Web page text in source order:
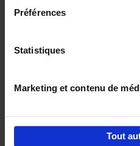
Préférences
Statistiques
Marketing et contenu de
Tout
Digital